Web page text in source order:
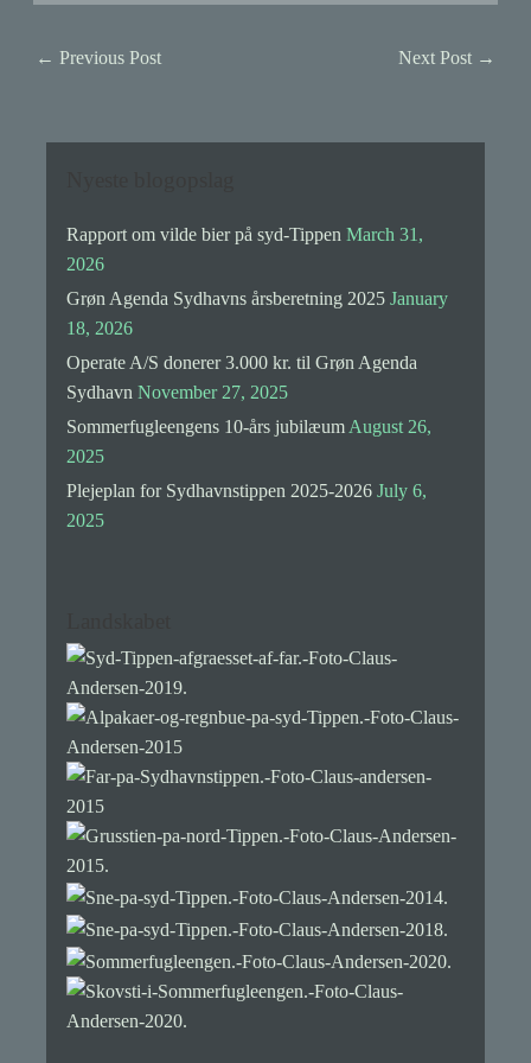
← Previous Post Next Post →
Rapport om vilde bier på syd-Tippen March 31,
2026
Grøn Agenda Sydhavns årsberetning 2025 January
18, 2026
Operate A/S donerer 3.000 kr. til Grøn Agenda
Sydhavn November 27, 2025
Sommerfugleengens 10-års jubilæum August 26,
2025
Plejeplan for Sydhavnstippen 2025-2026 July 6,
2025